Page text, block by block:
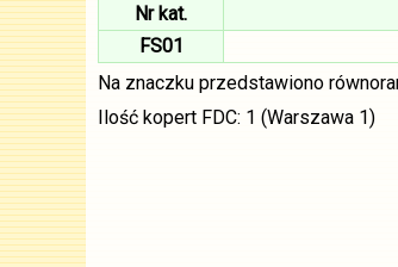
Nr kat.
FS01
Na znaczku przedstawiono
Ilość kopert FDC: 1 (Warszawa 1)